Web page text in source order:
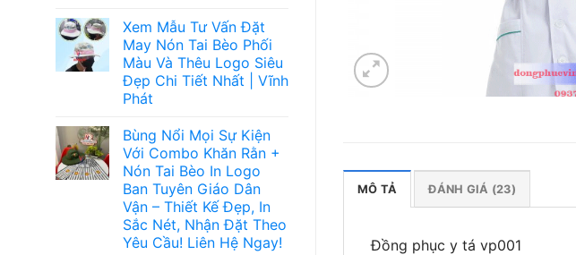
Xem Mẫu Tư Vấn Đặt
May Nón Tai Bèo Phối
Màu Và Thêu Logo Siêu
Đẹp Chi Tiết Nhất | Vĩnh
Phát
Bùng Nổi Mọi Sự Kiện
Với Combo Khăn Rằn +
Nón Tai Bèo In Logo
Ban Tuyên Giáo Dân
Vận – Thiết Kế Đẹp, In
Sắc Nét, Nhận Đặt Theo
Yêu Cầu! Liên Hệ Ngay!
MÔ TẢ ĐÁNH GIÁ (23)
Đồng phục y tá vp001